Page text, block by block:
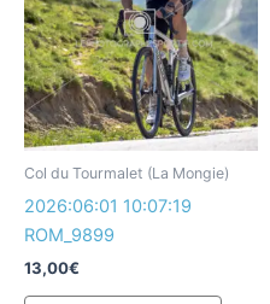
Col du Tourmalet (La Mongie)
2026:06:01 10:07:19
ROM_9899
13,00€